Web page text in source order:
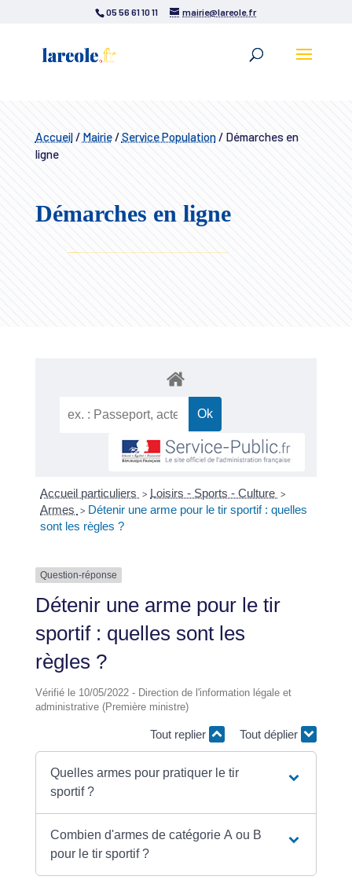
05 56 61 10 11 mairie@lareole.fr
Accueil/ Mairie/Service Population/Démarches en
ligne
Démarches en ligne
Accueil particuliers > Loisirs - Sports - Culture >
Armes > Détenir une arme pour le tir sportif : quelles
sont les règles ?
Question-réponse
Détenir une arme pour le tir
sportif : quelles sont les
règles ?
Vérifié le 10/05/2022 - Direction de l'information légale et
administrative (Première ministre)
Tout replier Tout déplier
Quelles armes pour pratiquer le tir
sportif ?
Combien d'armes de catégorie A ou B
pour le tir sportif ?